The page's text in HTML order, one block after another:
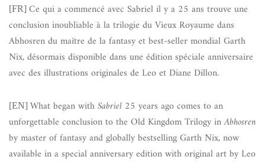
[FR] Ce qui a commencé avec Sabriel il y a 25 ans trouve une
conclusion inoubliable à la trilogie du Vieux Royaume dans
Abhosren du maître de la fantasy et best-seller mondial Garth
Nix, désormais disponible dans une édition spéciale anniversaire
avec des illustrations originales de Leo et Diane Dillon.
[EN] What began withSabriel 25 years ago comes to an
unforgettable conclusion to the Old Kingdom Trilogy inAbhosren
by master of fantasy and globally bestselling Garth Nix, now
available in a special anniversary edition with original art by Leo